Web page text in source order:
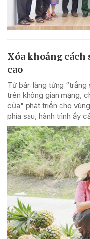
Xóa khoảng
cao
Từ bản làng từng “trắng
trên không gian mạng,
cửa" phát triển cho
phía sau, hành trình ấy